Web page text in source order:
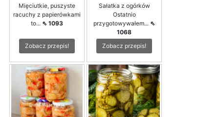
Mięciutkie, puszyste
racuchy z papierówkami
to... ⇖ 1093
Zobacz przepis!
Sałatka z ogórków
Ostatnio
przygotowywałem... ⇖
1068
Zobacz przepis!